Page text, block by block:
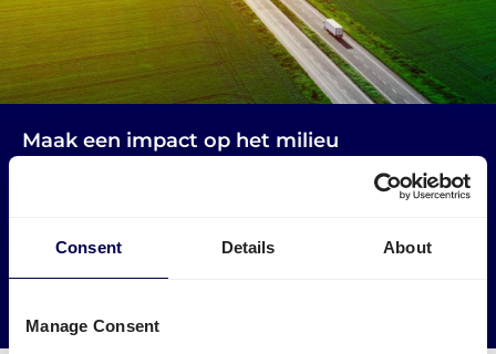
Consent Details About
Manage Consent
Maak een impact op het milieu
Gebruik vrachtwagens die anders leeg zouden rijden. Zo
verminder je lege kilometers in Hongarije en Nederland.